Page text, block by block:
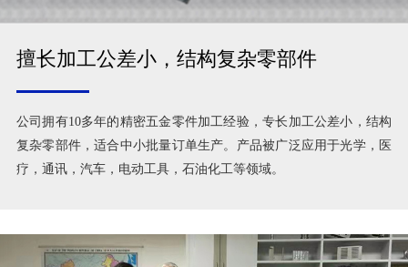
擅长加工公差小，结构复杂零部件
公司拥有10多年的精密五金零件加工经验，专长加工公差小，结构
复杂零部件，适合中小批量订单生产。产品被广泛应用于光学，医
疗，通讯，汽车，电动工具，石油化工等领域。